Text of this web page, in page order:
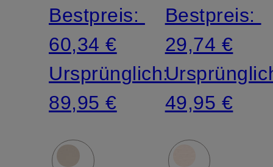
Bestpreis:
60,34 €
Ursprünglich:
89,95 €
Bestpreis:
29,74 €
49,95 €